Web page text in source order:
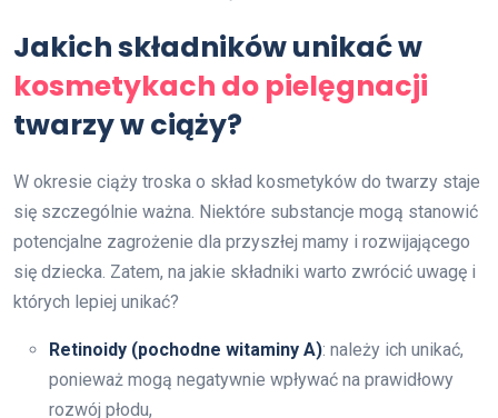
Jakich składników unikać w
kosmetykach do pielęgnacji
twarzy w ciąży?
W okresie ciąży troska o skład kosmetyków do twarzy staje
się szczególnie ważna. Niektóre substancje mogą stanowić
potencjalne zagrożenie dla przyszłej mamy i rozwijającego
się dziecka. Zatem, na jakie składniki warto zwrócić uwagę i
których lepiej unikać?
Retinoidy (pochodne witaminy A): należy ich unikać,
ponieważ mogą negatywnie wpływać na prawidłowy
rozwój płodu,